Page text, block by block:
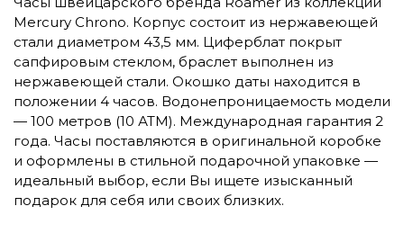
Mercury Chrono. Корпус состоит из нержавеющей
стали диаметром 43,5 мм. Циферблат покрыт
сапфировым стеклом, браслет выполнен из
нержавеющей стали. Окошко даты находится в
положении 4 часов. Водонепроницаемость модели
— 100 метров (10 АТМ). Международная гарантия 2
года. Часы поставляются в оригинальной коробке
и оформлены в стильной подарочной упаковке —
идеальный выбор, если Вы ищете изысканный
подарок для себя или своих близких.